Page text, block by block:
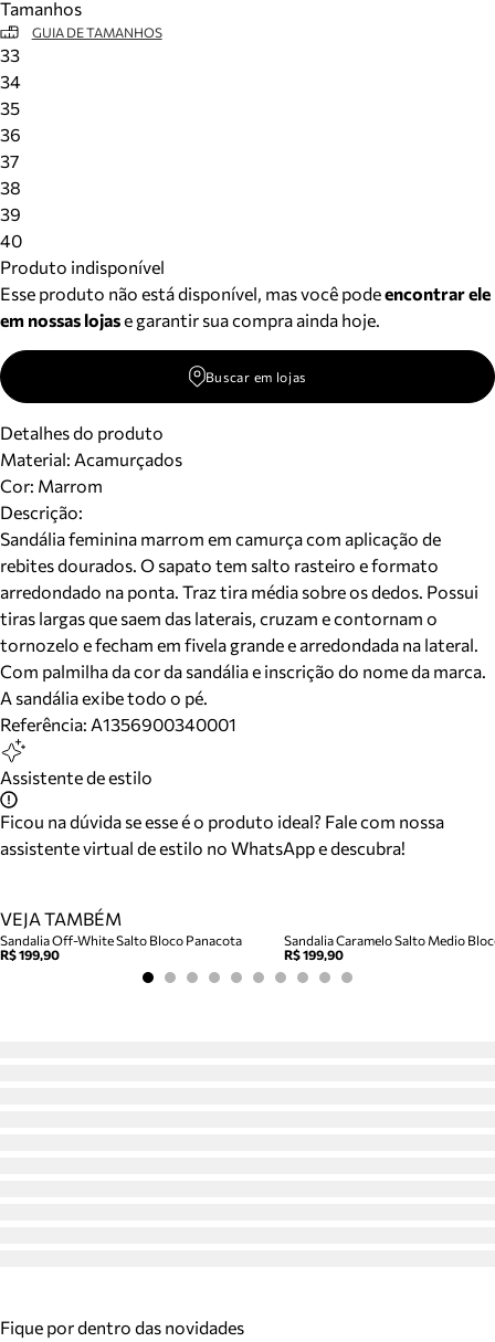
Tamanhos
GUIA DE TAMANHOS
33
34
35
36
37
38
39
40
Produto indisponível
Esse produto não está disponível, mas você podeencontrar ele
em nossas lojase garantir sua compra ainda hoje.
Buscar em lojas
Detalhes do produto
Material: Acamurçados
Cor: Marrom
Descrição:
Sandália feminina marrom em camurça com aplicação de
rebites dourados. O sapato tem salto rasteiro e formato
arredondado na ponta. Traz tira média sobre os dedos. Possui
tiras largas que saem das laterais, cruzam e contornam o
tornozelo e fecham em fivela grande e arredondada na lateral.
Com palmilha da cor da sandália e inscrição do nome da marca.
A sandália exibe todo o pé.
Referência: A1356900340001
Assistente de estilo
Ficou na dúvida se esse é o produto ideal? Fale com nossa
assistente virtual de estilo no WhatsApp e descubra!
VEJA TAMBÉM
Sandalia Off-White Salto Bloco Panacota
R$ 199,90
R$ 199,90
Fique por dentro das novidades